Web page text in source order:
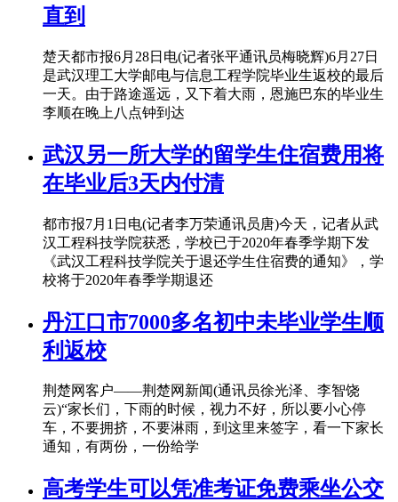
直到
楚天都市报6月28日电(记者张平通讯员梅晓辉)6月27日
是武汉理工大学邮电与信息工程学院毕业生返校的最后
一天。由于路途遥远，又下着大雨，恩施巴东的毕业生
李顺在晚上八点钟到达
武汉另一所大学的留学生住宿费用将
在毕业后3天内付清
都市报7月1日电(记者李万荣通讯员唐)今天，记者从武
汉工程科技学院获悉，学校已于2020年春季学期下发
《武汉工程科技学院关于退还学生住宿费的通知》，学
校将于2020年春季学期退还
丹江口市7000多名初中未毕业学生顺
利返校
荆楚网客户——荆楚网新闻(通讯员徐光泽、李智饶
云)“家长们，下雨的时候，视力不好，所以要小心停
车，不要拥挤，不要淋雨，到这里来签字，看一下家长
通知，有两份，一份给学
高考学生可以凭准考证免费乘坐公交